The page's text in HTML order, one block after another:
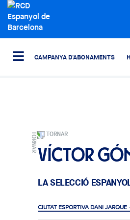
CAMPANYA D'ABONAMENTS
TORNAR
Víctor
LA SELECCIÓ
CIUTAT ESPORTIVA DANI JARQUE